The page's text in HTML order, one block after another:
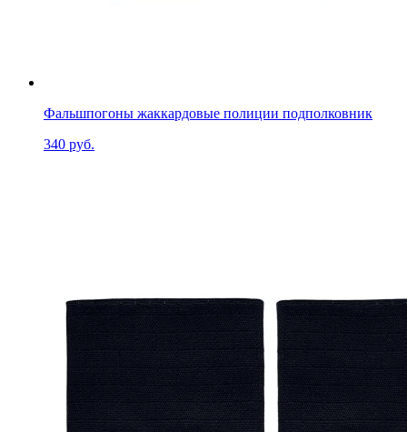
Фальшпогоны жаккардовые полиции подполковник
340 руб.